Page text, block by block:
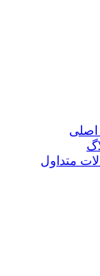
متداول